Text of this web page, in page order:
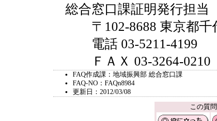
総合窓口課証明発行担当
〒102-8688 東京都千
電話 03-5211-4199
ＦＡＸ 03-3264-0210
FAQ作成課：地域振興部 総合窓口課
FAQ-NO：FAQn8984
更新日：2012/03/08
この質